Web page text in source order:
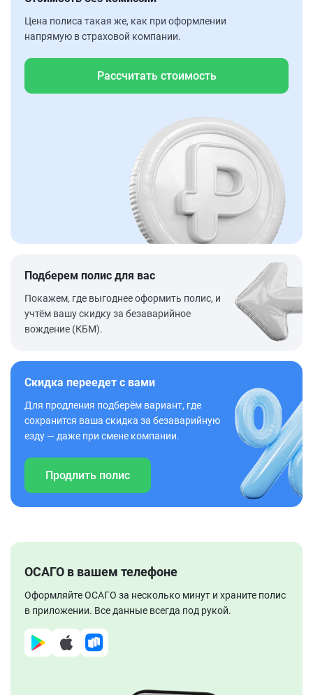
Цена полиса такая же, как при оформлении
напрямую в страховой компании.
Рассчитать стоимость
Подберем полис для вас
Покажем, где выгоднее оформить полис, и
учтём вашу скидку за безаварийное
вождение (КБМ).
Скидка переедет с вами
Для продления подберём вариант, где
сохранится ваша скидка за безаварийную
езду — даже при смене компании.
Продлить полис
ОСАГО в вашем телефоне
Оформляйте ОСАГО за несколько минут и храните полис
в приложении. Все данные всегда под рукой.